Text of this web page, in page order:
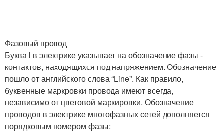
Фазовый провод
Буква l в электрике указывает на обозначение фазы -
контактов, находящихся под напряжением. Обозначение
пошло от английского слова “Line”. Как правило,
буквенные маркровки провода имеют всегда,
независимо от цветовой маркировки. Обозначение
проводов в электрике многофазных сетей дополняется
порядковым номером фазы: